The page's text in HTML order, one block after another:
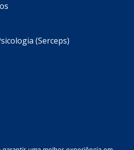
(Serceps)